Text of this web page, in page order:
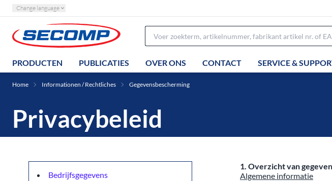
Change language
PRODUCTEN PUBLICATIES OVER ONS CONTACT SERVICE &
Home Informationen / Rechtliches Gegevensbescherming
Privacybeleid
Bedrijfsgegevens
1. Overzicht van
Algemene informatie